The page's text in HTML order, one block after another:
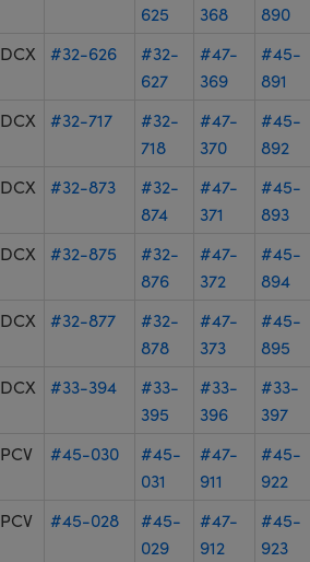
625
368
890
DCX #32-626
#32-
627
#47-
369
#45-
891
DCX #32-717
#32-
718
#47-
370
#45-
892
DCX #32-873
#32-
874
#47-
371
#45-
893
DCX #32-875
#32-
876
#47-
372
#45-
894
DCX #32-877
#32-
878
#47-
373
#45-
895
DCX #33-394
#33-
395
#33-
396
#33-
397
PCV #45-030
#45-
031
#47-
911
#45-
922
PCV #45-028
#45-
029
#47-
912
#45-
923